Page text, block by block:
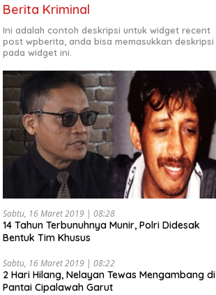
Berita Kriminal
Ini adalah contoh deskripsi untuk widget recent
post wpberita, anda bisa memasukkan deskripsi
pada widget ini.
Sabtu, 16 Maret 2019 | 08:28
14 Tahun Terbunuhnya Munir, Polri Didesak
Bentuk Tim Khusus
Sabtu, 16 Maret 2019 | 08:22
2 Hari Hilang, Nelayan Tewas Mengambang di
Pantai Cipalawah Garut